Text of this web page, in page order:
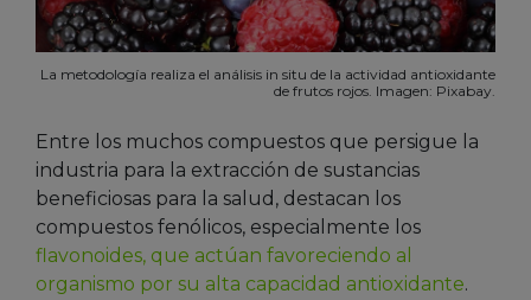
La metodología realiza el análisis in situ de la actividad antioxidante
de frutos rojos. Imagen: Pixabay.
Entre los muchos compuestos que persigue la
industria para la extracción de sustancias
beneficiosas para la salud, destacan los
compuestos fenólicos, especialmente los
flavonoides, que actúan favoreciendo al
organismo por su alta capacidad antioxidante.